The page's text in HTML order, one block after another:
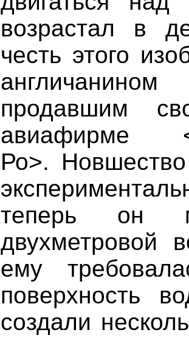
возрастал в
честь этого
продавшим
авиафирме
Ро>.
теперь он
двухметровой
ему
поверхность
создали